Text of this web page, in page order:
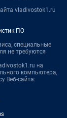
vladivostok1.ru
ПО
специальные
не требуются
на
компьютера,
Веб-сайта: